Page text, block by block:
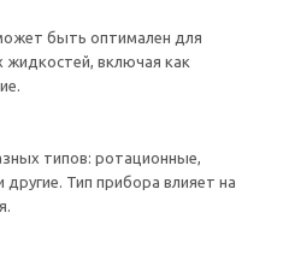
быть оптимален для
жидкостей, включая как
типов: ротационные,
Тип прибора влияет на